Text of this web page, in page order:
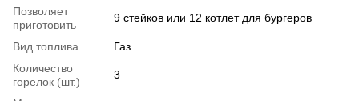
Позволяет
приготовить
9 стейков или 12 котлет для бургеров
Вид топлива
Газ
Количество
горелок (шт.)
3